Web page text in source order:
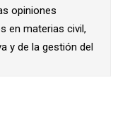
opiniones
en materias civil,
y de la gestión del